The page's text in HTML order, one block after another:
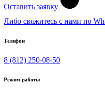
Оставить заявку
Либо свяжитесь с нами по
Телефон
8 (812) 250-08-50
Режим работы